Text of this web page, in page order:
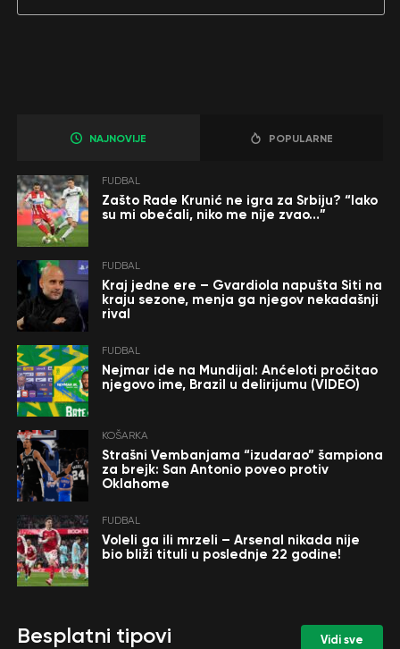
NAJNOVIJE POPULARNE
FUDBAL
Zašto Rade Krunić ne igra za Srbiju? “Iako
su mi obećali, niko me nije zvao…”
FUDBAL
Kraj jedne ere – Gvardiola napušta Siti na
kraju sezone, menja ga njegov nekadašnji
rival
FUDBAL
Nejmar ide na Mundijal: Anćeloti pročitao
njegovo ime, Brazil u delirijumu (VIDEO)
KOŠARKA
Strašni Vembanjama “izudarao” šampiona
za brejk: San Antonio poveo protiv
Oklahome
FUDBAL
Voleli ga ili mrzeli – Arsenal nikada nije
bio bliži tituli u poslednje 22 godine!
Besplatni tipovi Vidi sve